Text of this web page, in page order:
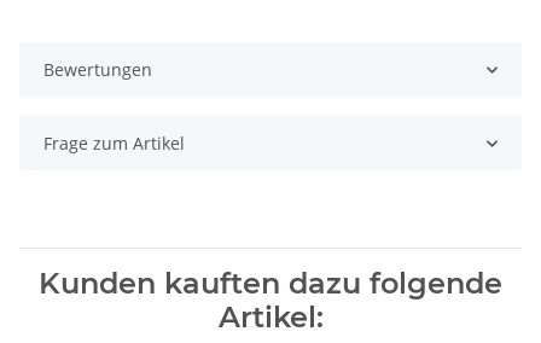
Bewertungen
Frage zum Artikel
Kunden kauften dazu folgende
Artikel: